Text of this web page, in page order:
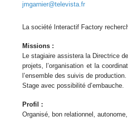
jmgarnier@televista.fr
La société Interactif Factory
Missions :
Le stagiaire assistera la Directrice
projets, l’organisation et la
l’ensemble des suivis de production.
Stage avec possibilité d’embauche.
Profil :
Organisé, bon relationnel,